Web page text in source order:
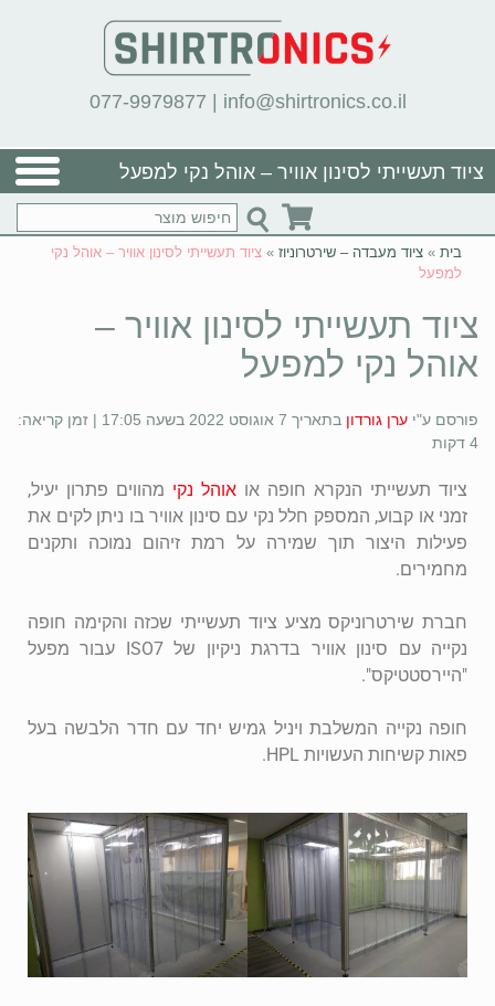
077-9979877 | info@shirtronics.co.il
ציוד תעשייתי לסינון אוויר – אוהל נקי למפעל
בית » ציוד מעבדה – שירטרוניוז » ציוד תעשייתי לסינון אוויר – אוהל נקי
למפעל
ציוד תעשייתי לסינון אוויר –
אוהל נקי למפעל
פורסם ע"י ערן גורדון
בתאריך 7 אוגוסט 2022 בשעה 17:05 | זמן קריאה:
4 דקות
ציוד תעשייתי הנקרא חופה או אוהל נקי מהווים פתרון יעיל,
זמני או קבוע, המספק חלל נקי עם סינון אוויר בו ניתן לקים את
פעילות היצור תוך שמירה על רמת זיהום נמוכה ותקנים
מחמירים.
חברת שירטרוניקס מציע ציוד תעשייתי שכזה והקימה חופה
נקייה עם סינון אוויר בדרגת ניקיון של ISO7 עבור מפעל
"היירסטטיקס".
חופה נקייה המשלבת ויניל גמיש יחד עם חדר הלבשה בעל
פאות קשיחות העשויות HPL.